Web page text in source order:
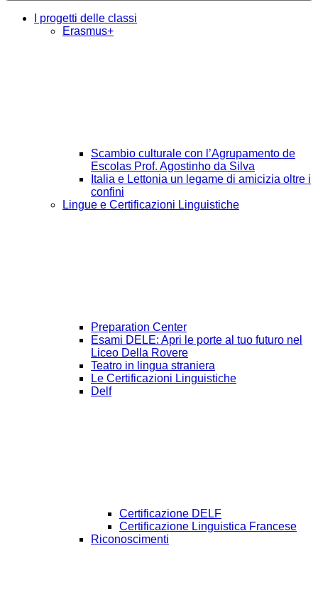
I progetti delle classi
Erasmus+
Scambio culturale con l’Agrupamento de
Escolas Prof. Agostinho da Silva
Italia e Lettonia un legame di amicizia oltre i
confini
Lingue e Certificazioni Linguistiche
Preparation Center
Esami DELE: Apri le porte al tuo futuro nel
Liceo Della Rovere
Teatro in lingua straniera
Le Certificazioni Linguistiche
Delf
Certificazione DELF
Certificazione Linguistica Francese
Riconoscimenti